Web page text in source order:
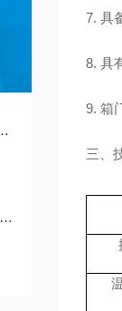
7. 具
8. 具
9. 箱
三、